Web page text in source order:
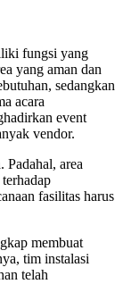
fungsi yang
yang aman dan
sedangkan
acara
event
vendor.
Padahal, area
fasilitas harus
membuat
tim instalasi
telah